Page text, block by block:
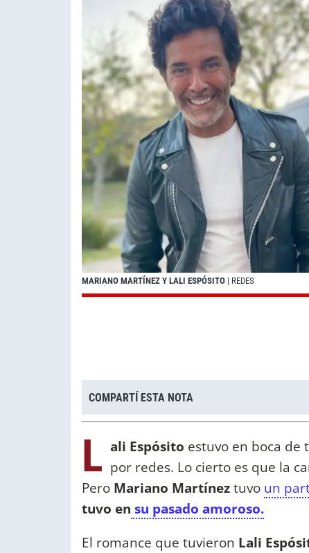
MARIANO MARTÍNEZ Y LALI ESPÓSITO | REDES
COMPARTÍ ESTA NOTA
L ali Espósito estuvo en boca de
por redes. Lo cierto es que la
Pero Mariano Martíneztuvo un
tuvo en su pasado amoroso.
El romance que tuvieron Lali